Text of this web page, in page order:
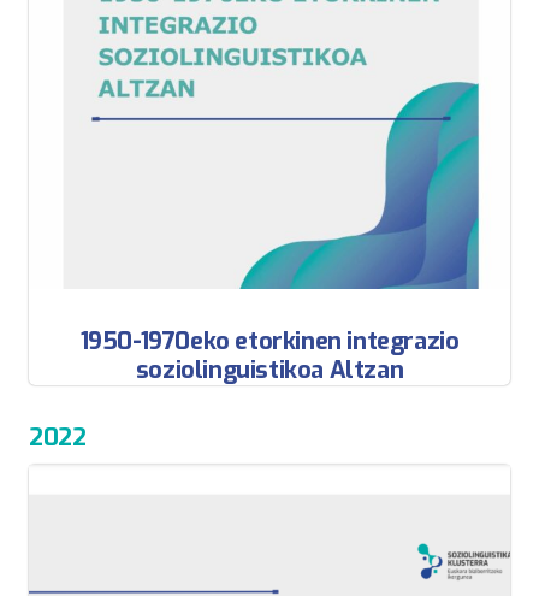
1950-1970eko etorkinen integrazio
soziolinguistikoa Altzan
2022